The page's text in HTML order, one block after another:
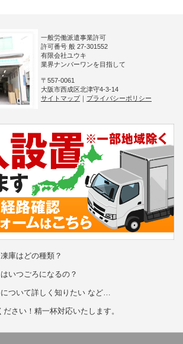
一般労働派遣事業許可
許可番号 般 27-301552
有限会社ユウキ
業界ナンバーワンを目指して
〒557-0061
大阪市西成区北津守4-3-14
サイトマップ
プライバシーポリシー
庫はどの種類？
いつごろになるの？
ついて詳しく知りたい など…
さい！精一杯対応いたします。